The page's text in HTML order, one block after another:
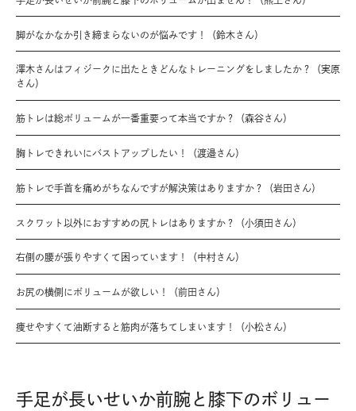
脚がなかなか引き締まらないのが悩みです！（鈴木さん）
澤木さんはフィジークに出たときどんなトレーニングをしましたか？（実原
さん）
筋トレは総ボリュームが一番重要って本当ですか？（森谷さん）
胸トレできれいにバストアップしたい！（渡邉さん）
筋トレで手首を痛めがちなんですが解決策はありますか？（岩田さん）
スクワット以外におすすめの尻トレはありますか？（小須田さん）
右側の腰が張りやすくて困っています！（中村さん）
お尻の横側にボリュームが欲しい！（前田さん）
痩せやすくて油断すると筋肉が落ちてしまいます！（小松さん）
手足が長いせいか前腕と膝下のボリュー